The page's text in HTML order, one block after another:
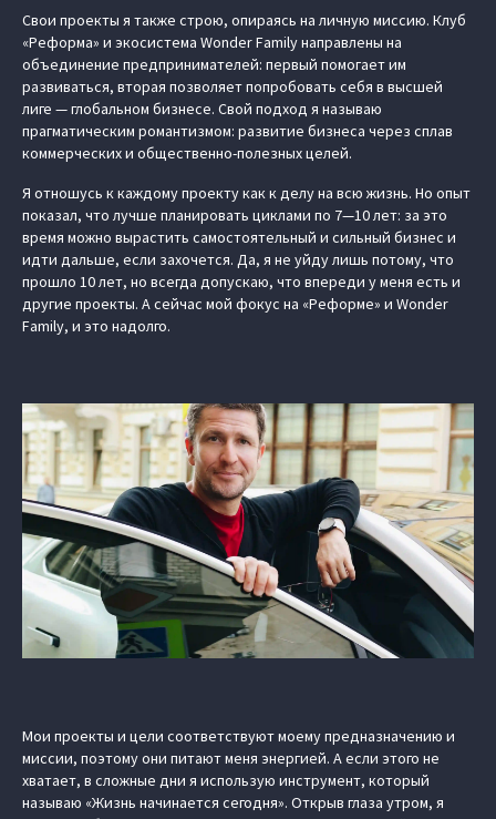
Свои проекты я также строю, опираясь на личную миссию. Клуб
«Реформа» и экосистема Wonder Family направлены на
объединение предпринимателей: первый помогает им
развиваться, вторая позволяет попробовать себя в высшей
лиге — глобальном бизнесе. Свой подход я называю
прагматическим романтизмом: развитие бизнеса через сплав
коммерческих и общественно-полезных целей.
Я отношусь к каждому проекту как к делу на всю жизнь. Но опыт
показал, что лучше планировать циклами по 7—10 лет: за это
время можно вырастить самостоятельный и сильный бизнес и
идти дальше, если захочется. Да, я не уйду лишь потому, что
прошло 10 лет, но всегда допускаю, что впереди у меня есть и
другие проекты. А сейчас мой фокус на «Реформе» и Wonder
Family, и это надолго.
Мои проекты и цели соответствуют моему предназначению и
миссии, поэтому они питают меня энергией. А если этого не
хватает, в сложные дни я использую инструмент, который
называю «Жизнь начинается сегодня». Открыв глаза утром, я